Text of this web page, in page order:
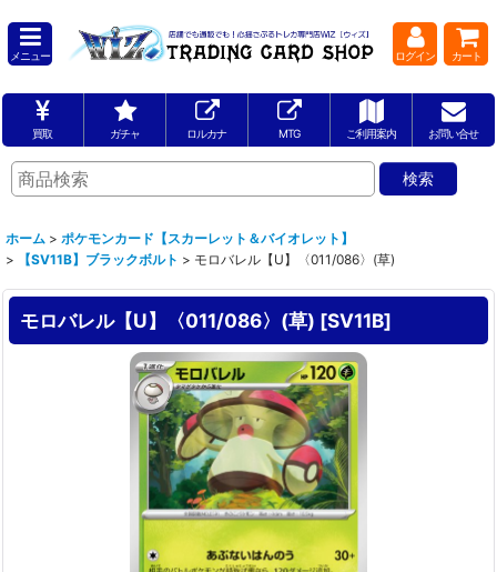
メニュー ログイン カート
買取 ガチャ ロルカナ MTG ご利用案内 お問い合せ
ホーム > ポケモンカード【スカーレット＆バイオレット】
>
【SV11B】ブラックボルト > モロバレル【U】〈011/086〉(草)
モロバレル【U】〈011/086〉(草) [SV11B]